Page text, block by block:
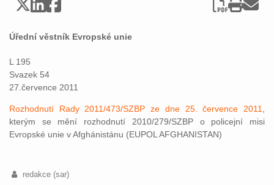
Úřední věstník Evropské unie
L 195
Svazek 54
27.července 2011
Rozhodnutí Rady 2011/473/SZBP ze dne 25. července 2011
kterým se mění rozhodnutí 2010/279/SZBP o policejní misi
Evropské unie v Afghánistánu (EUPOL AFGHANISTAN)
redakce (sar)